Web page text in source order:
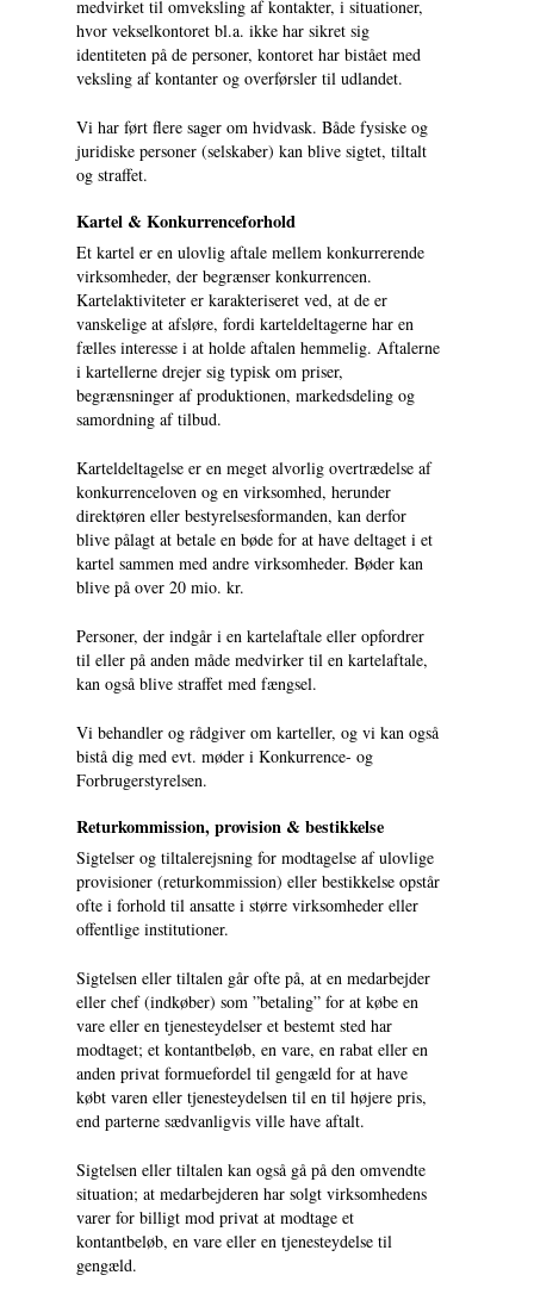
medvirket til omveksling af kontakter, i situationer,
hvor vekselkontoret bl.a. ikke har sikret sig
identiteten på de personer, kontoret har bistået med
veksling af kontanter og overførsler til udlandet.
Vi har ført flere sager om hvidvask. Både fysiske og
juridiske personer (selskaber) kan blive sigtet, tiltalt
og straffet.
Kartel & Konkurrenceforhold
Et kartel er en ulovlig aftale mellem konkurrerende
virksomheder, der begrænser konkurrencen.
Kartelaktiviteter er karakteriseret ved, at de er
vanskelige at afsløre, fordi karteldeltagerne har en
fælles interesse i at holde aftalen hemmelig. Aftalerne
i kartellerne drejer sig typisk om priser,
begrænsninger af produktionen, markedsdeling og
samordning af tilbud.
Karteldeltagelse er en meget alvorlig overtrædelse af
konkurrenceloven og en virksomhed, herunder
direktøren eller bestyrelsesformanden, kan derfor
blive pålagt at betale en bøde for at have deltaget i et
kartel sammen med andre virksomheder. Bøder kan
blive på over 20 mio. kr.
Personer, der indgår i en kartelaftale eller opfordrer
til eller på anden måde medvirker til en kartelaftale,
kan også blive straffet med fængsel.
Vi behandler og rådgiver om karteller, og vi kan også
bistå dig med evt. møder i Konkurrence- og
Forbrugerstyrelsen.
Returkommission, provision & bestikkelse
Sigtelser og tiltalerejsning for modtagelse af ulovlige
provisioner (returkommission) eller bestikkelse opstår
ofte i forhold til ansatte i større virksomheder eller
offentlige institutioner.
Sigtelsen eller tiltalen går ofte på, at en medarbejder
eller chef (indkøber) som ”betaling” for at købe en
vare eller en tjenesteydelser et bestemt sted har
modtaget; et kontantbeløb, en vare, en rabat eller en
anden privat formuefordel til gengæld for at have
købt varen eller tjenesteydelsen til en til højere pris,
end parterne sædvanligvis ville have aftalt.
Sigtelsen eller tiltalen kan også gå på den omvendte
situation; at medarbejderen har solgt virksomhedens
varer for billigt mod privat at modtage et
kontantbeløb, en vare eller en tjenesteydelse til
gengæld.